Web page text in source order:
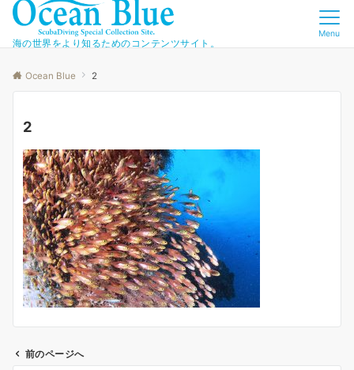
海の世界をより知るためのコンテンツサイト。
Menu
Ocean Blue 2
2
前のページへ